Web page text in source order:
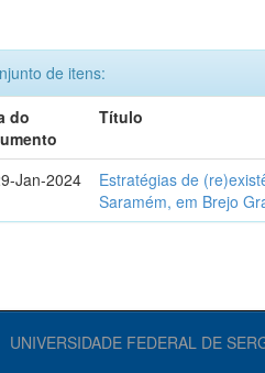
de itens:
do
Título
Jan-2024
Estratégias de
Saramém, em Brejo
UNIVERSIDADE FEDERAL DE